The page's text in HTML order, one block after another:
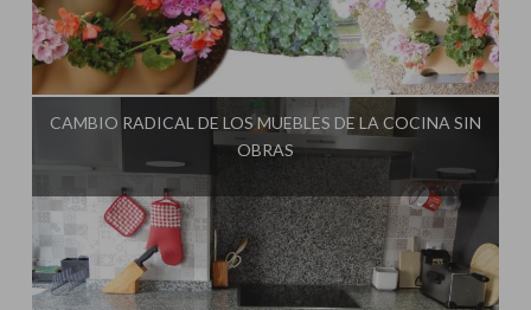
Influencer: El Taller de Ire
CAMBIO RADICAL DE LOS MUEBLES DE LA COCINA SIN
OBRAS